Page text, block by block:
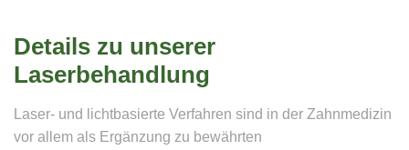
Details zu unserer
Laserbehandlung
Laser- und lichtbasierte Verfahren sind in der Zahnmedizin
vor allem als Ergänzung zu bewährten